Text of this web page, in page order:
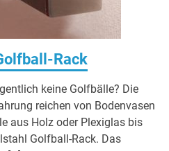
Rack
keine Golfbälle? Die
reichen von Bodenvasen
aus Holz oder Plexiglas bis
Golfball-Rack. Das